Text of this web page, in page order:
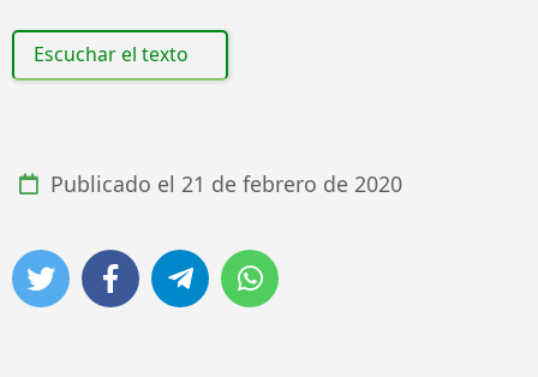
Escuchar el texto
Publicado el 21 de febrero de 2020